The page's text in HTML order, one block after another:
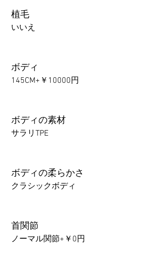
植毛
いいえ
ボディ
145CM+￥10000円
ボディの素材
サラリTPE
ボディの柔らかさ
クラシックボディ
首関節
ノーマル関節+￥0円